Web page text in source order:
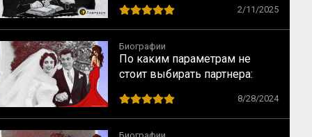
2/11/2025
Биографии
По каким параметрам не
стоит выбирать партнера:
8/28/2024